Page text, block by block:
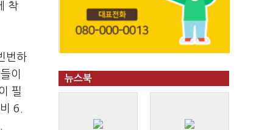
착
번하
이
필
6.
뉴스북